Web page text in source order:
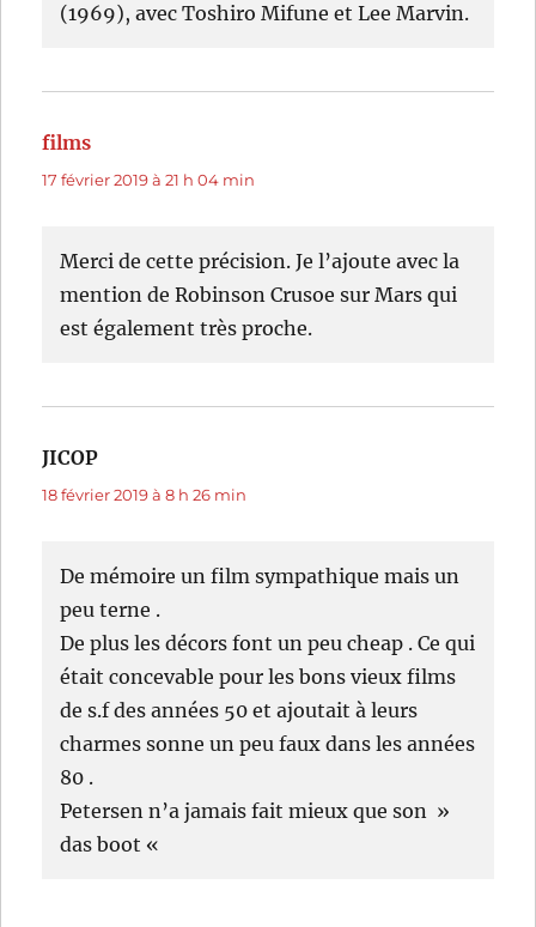
(1969), avec Toshiro Mifune et Lee Marvin.
films
17 février 2019 à 21 h 04 min
Merci de cette précision. Je l’ajoute avec la
mention de Robinson Crusoe sur Mars qui
est également très proche.
JICOP
18 février 2019 à 8 h 26 min
De mémoire un film sympathique mais un
peu terne .
De plus les décors font un peu cheap . Ce qui
était concevable pour les bons vieux films
de s.f des années 50 et ajoutait à leurs
charmes sonne un peu faux dans les années
80 .
Petersen n’a jamais fait mieux que son »
das boot «